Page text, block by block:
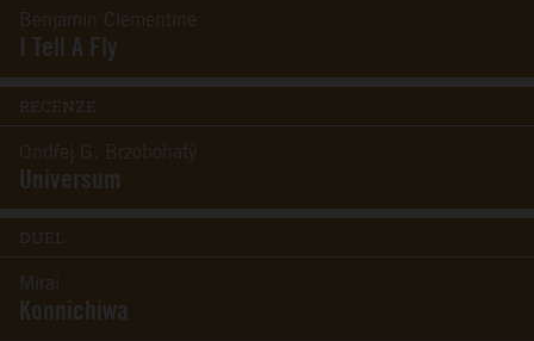
Benjamin Clementine
I Tell A Fly
RECENZE
Ondřej G. Brzobohatý
Universum
DUEL
Mirai
Konnichiwa